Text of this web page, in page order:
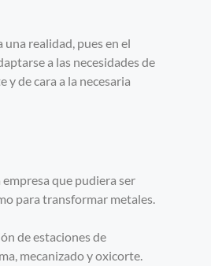
realidad, pues en el
a las necesidades de
y de cara a la necesaria
que pudiera ser
para transformar metales.
de estaciones de
mecanizado y oxicorte.